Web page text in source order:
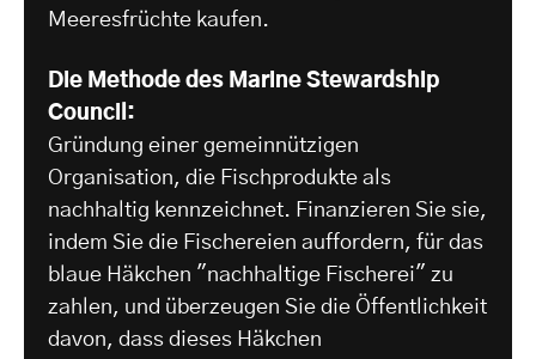
Meeresfrüchte kaufen.
Die Methode des Marine Stewardship
Council:
Gründung einer gemeinnützigen
Organisation, die Fischprodukte als
nachhaltig kennzeichnet. Finanzieren Sie sie,
indem Sie die Fischereien auffordern, für das
blaue Häkchen "nachhaltige Fischerei" zu
zahlen, und überzeugen Sie die Öffentlichkeit
davon, dass dieses Häkchen